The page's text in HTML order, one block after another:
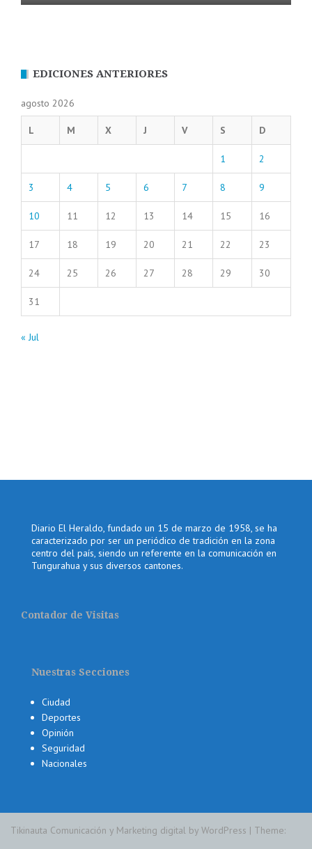
EDICIONES ANTERIORES
agosto 2026
L M X J V S D
1 2
3 4 5 6 7 8 9
10 11 12 13 14 15 16
17 18 19 20 21 22 23
24 25 26 27 28 29 30
31
« Jul
Diario El Heraldo, fundado un 15 de marzo de 1958, se ha
caracterizado por ser un periódico de tradición en la zona
centro del país, siendo un referente en la comunicación en
Tungurahua y sus diversos cantones.
Contador de Visitas
Nuestras Secciones
Ciudad
Deportes
Opinión
Seguridad
Nacionales
Tikinauta Comunicación y Marketing digital by WordPress | Theme: